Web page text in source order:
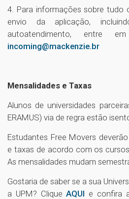
4. Para informações sobre tudo
envio da aplicação,
autoatendimento, entre
incoming@mackenzie.br
Mensalidades e Taxas
Alunos de universidades
ERAMUS) via de regra estão
Estudantes Free Movers
e taxas de acordo com os
As mensalidades mudam
Gostaria de saber se a sua
a UPM? CliqueAQUI e confira